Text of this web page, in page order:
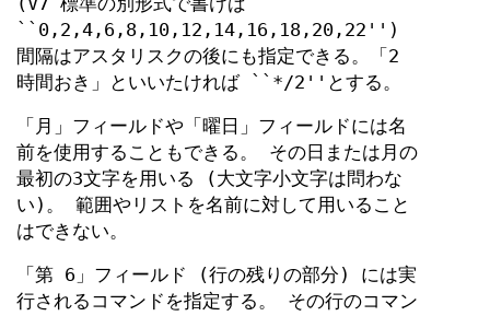
``0,2,4,6,8,10,12,14,16,18,20,22'')
間隔はアスタリスクの後にも指定できる。「2
時間おき」といいたければ ``*/2''とする。
「月」フィールドや「曜日」フィールドには名
前を使用することもできる。 その日または月の
最初の3文字を用いる (大文字小文字は問わな
い)。 範囲やリストを名前に対して用いること
はできない。
「第 6」フィールド (行の残りの部分) には実
行されるコマンドを指定する。 その行のコマン